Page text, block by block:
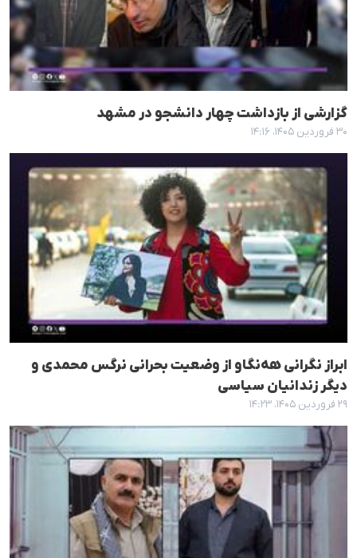
گزارشی از بازداشت چهار دانشجو در مشهد
۳۰ فروردین ۱۴۰۵، ۱۴:۱۶
ابراز نگرانی هه‌نگاو از وضعیت بحرانی نرگس محمدی و
دیگر زندانیان سیاسی
۲۹ فروردین ۱۴۰۵، ۱۴:۲۳